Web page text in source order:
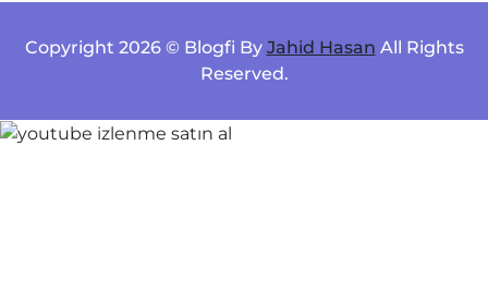
Copyright 2026 © Blogfi By Jahid Hasan All Rights
Reserved.